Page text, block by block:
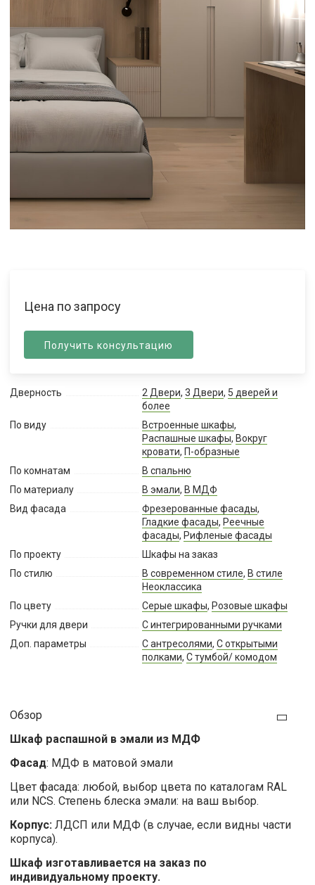
Цена по запросу
Получить консультацию
Дверность 2 Двери, 3 Двери, 5 дверей и
более
По виду
Встроенные шкафы,
Распашные шкафы, Вокруг
кровати, П-образные
По комнатам
В спальню
По материалу
В эмали, В МДФ
Вид фасада
Фрезерованные фасады,
Гладкие фасады, Реечные
фасады, Рифленые фасады
По проекту
Шкафы на заказ
По стилю
В современном стиле, В стиле
Неоклассика
По цвету
Серые шкафы, Розовые шкафы
Ручки для двери
С интегрированными ручками
Доп. параметры
С антресолями, С открытыми
полками, С тумбой/ комодом
Обзор
Шкаф распашной в эмали из МДФ
Фасад: МДФ в матовой эмали
Цвет фасада: любой, выбор цвета по каталогам RAL
или NCS. Степень блеска эмали: на ваш выбор.
Корпус: ЛДСП или МДФ (в случае, если видны части
корпуса).
Шкаф изготавливается на заказ по
индивидуальному проекту.